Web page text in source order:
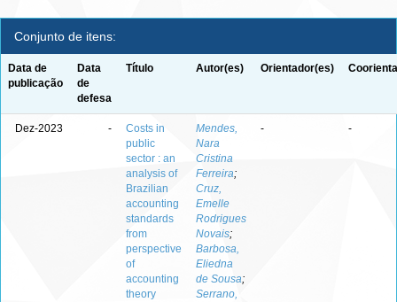
Conjunto de itens:
Data de
publicação
Data
de
defesa
Título Autor(es) Orientador(es)
Dez-2023 -
Costs in
public
sector : an
analysis of
Brazilian
accounting
standards
from
perspective
of
accounting
theory
Mendes,
Nara
Cristina
Ferreira;
Cruz,
Emelle
Rodrigues
Novais;
Barbosa,
Eliedna
de Sousa;
Serrano,
- -